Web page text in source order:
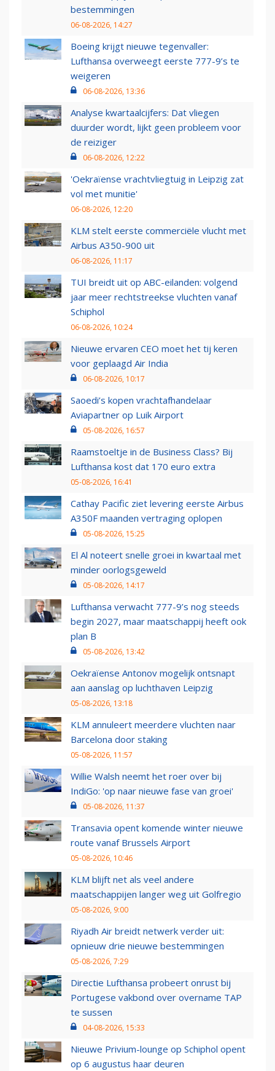
bestemmingen
06-08-2026, 14:27
Boeing krijgt nieuwe tegenvaller:
Lufthansa overweegt eerste 777-9’s te
weigeren
06-08-2026, 13:36
Analyse kwartaalcijfers: Dat vliegen
duurder wordt, lijkt geen probleem voor
de reiziger
06-08-2026, 12:22
'Oekraïense vrachtvliegtuig in Leipzig zat
vol met munitie'
06-08-2026, 12:20
KLM stelt eerste commerciële vlucht met
Airbus A350-900 uit
06-08-2026, 11:17
TUI breidt uit op ABC-eilanden: volgend
jaar meer rechtstreekse vluchten vanaf
Schiphol
06-08-2026, 10:24
Nieuwe ervaren CEO moet het tij keren
voor geplaagd Air India
06-08-2026, 10:17
Saoedi’s kopen vrachtafhandelaar
Aviapartner op Luik Airport
05-08-2026, 16:57
Raamstoeltje in de Business Class? Bij
Lufthansa kost dat 170 euro extra
05-08-2026, 16:41
Cathay Pacific ziet levering eerste Airbus
A350F maanden vertraging oplopen
05-08-2026, 15:25
El Al noteert snelle groei in kwartaal met
minder oorlogsgeweld
05-08-2026, 14:17
Lufthansa verwacht 777-9’s nog steeds
begin 2027, maar maatschappij heeft ook
plan B
05-08-2026, 13:42
Oekraïense Antonov mogelijk ontsnapt
aan aanslag op luchthaven Leipzig
05-08-2026, 13:18
KLM annuleert meerdere vluchten naar
Barcelona door staking
05-08-2026, 11:57
Willie Walsh neemt het roer over bij
IndiGo: 'op naar nieuwe fase van groei'
05-08-2026, 11:37
Transavia opent komende winter nieuwe
route vanaf Brussels Airport
05-08-2026, 10:46
KLM blijft net als veel andere
maatschappijen langer weg uit Golfregio
05-08-2026, 9:00
Riyadh Air breidt netwerk verder uit:
opnieuw drie nieuwe bestemmingen
05-08-2026, 7:29
Directie Lufthansa probeert onrust bij
Portugese vakbond over overname TAP
te sussen
04-08-2026, 15:33
Nieuwe Privium-lounge op Schiphol opent
op 6 augustus haar deuren